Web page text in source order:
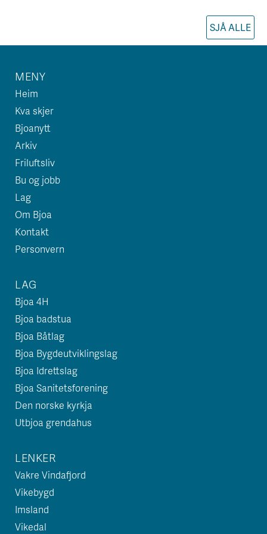
SJÅ ALLE
MENY
Heim
Kva skjer
Bjoanytt
Arkiv
Friluftsliv
Bu og jobb
Lag
Om Bjoa
Kontakt
Personvern
LAG
Bjoa 4H
Bjoa badstua
Bjoa Båtlag
Bjoa Bygdeutviklingslag
Bjoa Idrettslag
Bjoa Sanitetsforening
Den norske kyrkja
Utbjoa grendahus
LENKER
Vakre Vindafjord
Vikebygd
Imsland
Vikedal